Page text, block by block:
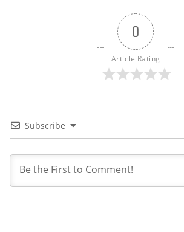
0
Article Rating
Subscribe